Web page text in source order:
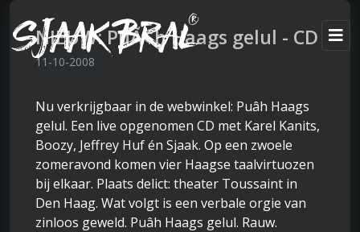
NIEUW: PuÃ¢h Haags gelul - CD
11-10-2008
Nu verkrijgbaar in de webwinkel: Puâh Haags
gelul. Een live opgenomen CD met Karel Kanits,
Boozy, Jeffrey Huf én Sjaak. Op een zwoele
zomeravond komen vier Haagse taalvirtuozen
bij elkaar. Plaats delict: theater Toussaint in
Den Haag. Wat volgt is een verbale orgie van
zinloos geweld. Puâh Haags gelul. Rauw.